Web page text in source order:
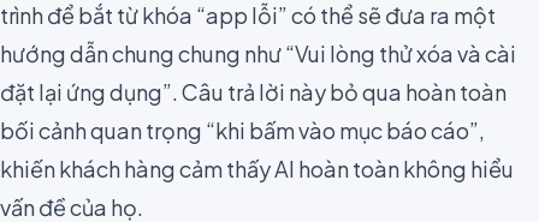
trình để bắt từ khóa “app lỗi” có thể sẽ đưa ra một
hướng dẫn chung chung như “Vui lòng thử xóa và cài
đặt lại ứng dụng”. Câu trả lời này bỏ qua hoàn toàn
bối cảnh quan trọng “khi bấm vào mục báo cáo”,
khiến khách hàng cảm thấy AI hoàn toàn không hiểu
vấn đề của họ.